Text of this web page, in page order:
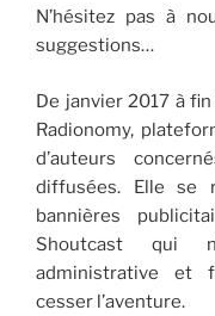
N’hésitez pas à
suggestions…
De janvier 2017 à
Radionomy,
d’auteurs
diffusées. Elle se
bannières
Shoutcast qui
administrative et
cesser l’aventure.